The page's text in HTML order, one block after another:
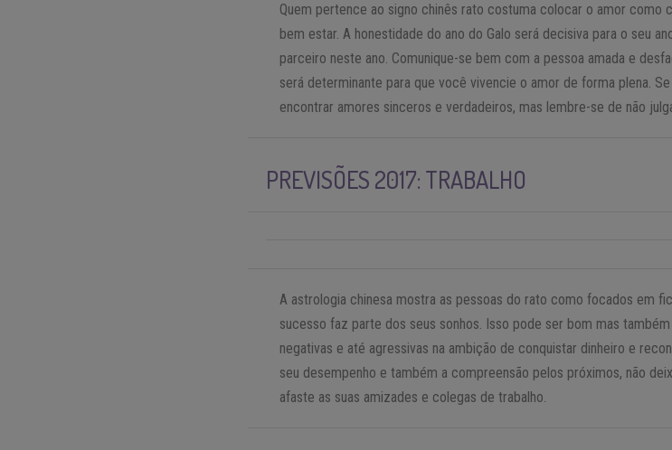
Quem pertence ao signo chinês rato costuma colocar o amor como
bem estar. A honestidade do ano do Galo será decisiva para o seu
parceiro neste ano. Comunique-se bem com a pessoa amada e
será determinante para que você vivencie o amor de forma plena.
encontrar amores sinceros e verdadeiros, mas lembre-se de não
PREVISÕES 2017: TRABALHO
A astrologia chinesa mostra as pessoas do rato como focados em
sucesso faz parte dos seus sonhos. Isso pode ser bom mas
negativas e até agressivas na ambição de conquistar dinheiro e
seu desempenho e também a compreensão pelos próximos, não
afaste as suas amizades e colegas de trabalho.